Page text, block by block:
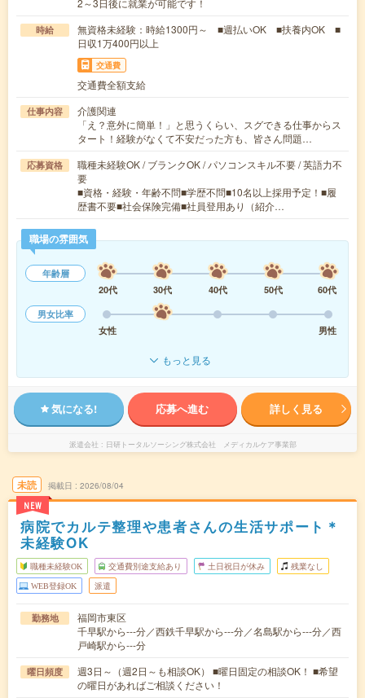
2～3日後に就業が可能です！
時給
無資格未経験：時給1300円～ ■週払いOK ■扶養内OK ■
日収1万400円以上
交通費
交通費全額支給
仕事内容
介護関連
「え？意外に簡単！」と思うくらい、スグできる仕事からス
タート！経験がなくて不安だった方も、皆さん問題…
応募資格
職種未経験OK / ブランクOK / パソコンスキル不要 / 英語力不
要
■資格・経験・年齢不問■学歴不問■10名以上採用予定！■履
歴書不要■社会保険完備■社員登用あり（紹介…
職場の雰囲気
年齢層
20代
30代 40代 50代
60代
男女比率
女性
男性
もっと見る
気になる! 応募へ進む 詳しく見る
派遣会社 日研トータルソーシング株式会社 メディカルケア事業部
未読
NEW
掲載日 2026/08/04
病院でカルテ整理や患者さんの生活サポート＊
未経験OK
職種未経験OK 交通費別途支給あり 土日祝日が休み 残業なし
WEB登録OK 派遣
勤務地
福岡市東区
千早駅から---分／西鉄千早駅から---分／名島駅から---分／西
戸崎駅から---分
曜日頻度
週3日～（週2日～も相談OK） ■曜日固定の相談OK！ ■希望
の曜日があればご相談ください！